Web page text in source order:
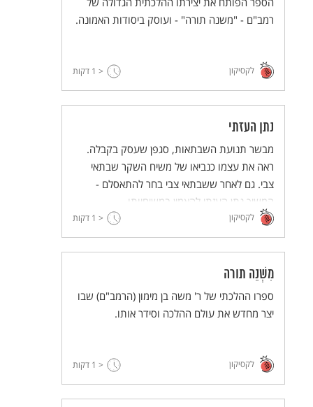
רמב"ם - "משנה תורה" - ועוסק ביסודות האמונה.
לקסיקון < 1 דקות
נתן העזתי
מבשר תנועת השבתאות, סגפן שעסק בקבלה.
ראה את עצמו כנביאו של משיח השקר שבתאי
צבי. גם לאחר ששבתאי צבי בחר להתאסלם -
המשיך נתן העזתי להאמין במשיחיותו.
לקסיקון < 1 דקות
מִשְׁנֵה תורה
ספרו ההלכתי של ר' משה בן מימון (הרמב"ם) שבו
יצר מחדש את עולם ההלכה וסידר אותו.
לקסיקון < 1 דקות